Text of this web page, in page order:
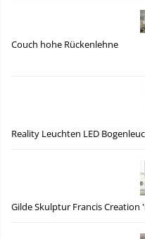
Couch hohe Rückenlehne
Reality Leuchten LED
Gilde Skulptur Francis